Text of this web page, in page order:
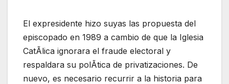
El expresidente hizo suyas las propuesta del
episcopado en 1989 a cambio de que la Iglesia
CatÃlica ignorara el fraude electoral y
respaldara su polÃtica de privatizaciones. De
nuevo, es necesario recurrir a la historia para